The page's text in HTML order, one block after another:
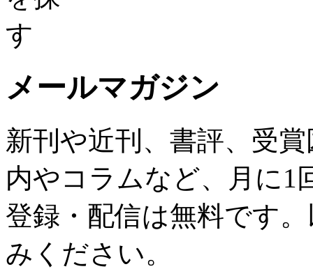
メールマガジン
新刊や近刊、書評、受
内やコラムなど、月に1
登録・配信は無料です
みください。